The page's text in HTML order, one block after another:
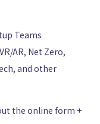
Teams
AR, Net Zero,
and other
the online form +